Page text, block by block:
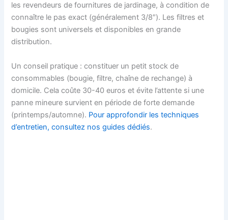
les revendeurs de fournitures de jardinage, à condition de
connaître le pas exact (généralement 3/8″). Les filtres et
bougies sont universels et disponibles en grande
distribution.
Un conseil pratique : constituer un petit stock de
consommables (bougie, filtre, chaîne de rechange) à
domicile. Cela coûte 30-40 euros et évite l’attente si une
panne mineure survient en période de forte demande
(printemps/automne). Pour approfondir les techniques
d’entretien, consultez nos guides dédiés.